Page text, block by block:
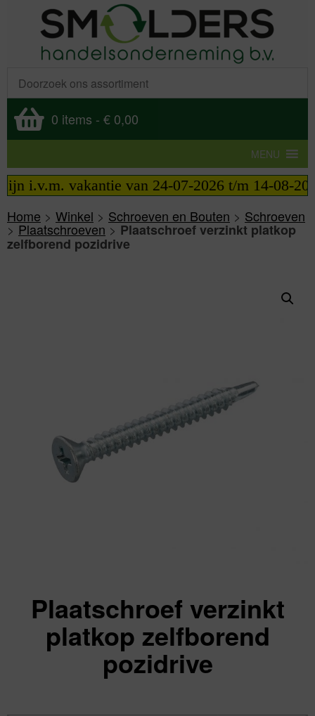
0 items - € 0,00
MENU
vakantie van 24-07-2026 t/m 14-08-2026
Home > Winkel > Schroeven en Bouten > Schroeven
>Plaatschroeven>Plaatschroef verzinkt platkop
zelfborend pozidrive
Plaatschroef verzinkt
platkop zelfborend
pozidrive